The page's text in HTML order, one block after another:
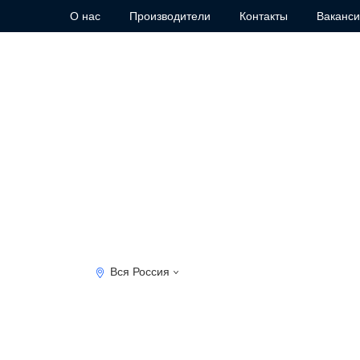
О нас Производители Контакты
Вся Россия